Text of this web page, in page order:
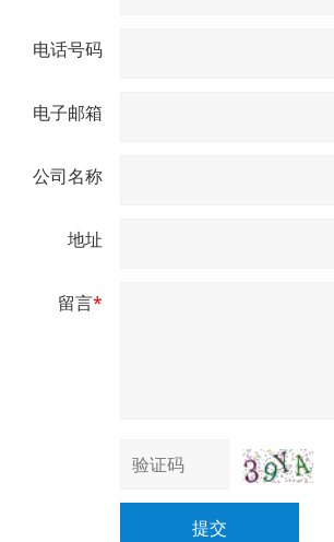
电话号码
电子邮箱
公司名称
地址
留言*
提交